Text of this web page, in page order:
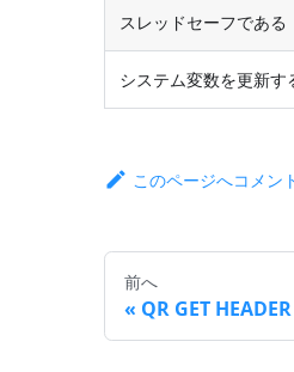
スレッドセーフである
システム変数を更新す
このページへコメン
前へ
QR GET